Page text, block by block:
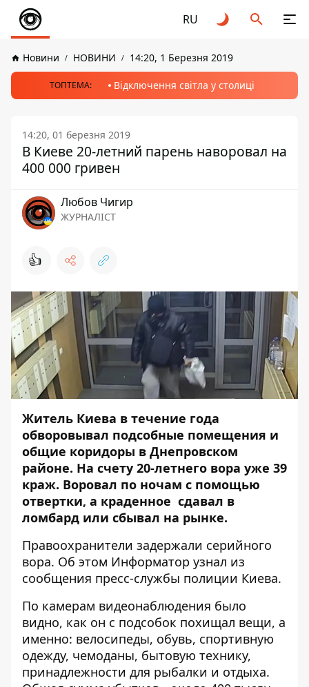
RU
Новини НОВИНИ 14:20, 1 Березня 2019
ТОПТЕМА: Відключення світла у столиці
14:20, 01 березня 2019
В Киеве 20-летний парень наворовал на
400 000 гривен
Любов Чигир
ЖУРНАЛІСТ
👍
Житель Киева в течение года
обворовывал подсобные помещения и
общие коридоры в Днепровском
районе. На счету 20-летнего вора уже 39
краж. Воровал по ночам с помощью
отвертки, а краденное сдавал в
ломбард или сбывал на рынке.
Правоохранители задержали серийного
вора. Об этом Информатор узнал из
сообщения пресс-службы полиции Киева.
По камерам видеонаблюдения было
видно, как он с подсобок похищал вещи, а
именно: велосипеды, обувь, спортивную
одежду, чемоданы, бытовую технику,
принадлежности для рыбалки и отдыха.